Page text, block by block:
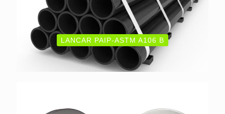
LANCAR PAIP-ASTM A106 B